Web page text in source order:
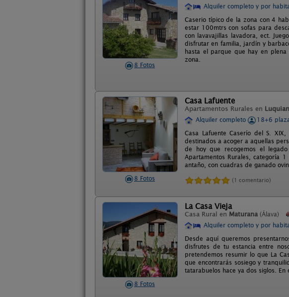
8 Fotos
Alquiler completo y por
Caserio típico de la zona con 4
estar 100mtrs con sofas para
con lavavajillas lavadora, ect.
disfrutar en familia, jardín y
hasta el parque que hay en
zona.
8 Fotos
Casa Lafuente
Apartamentos Rurales en
Alquiler completo
18+6
Casa Lafuente Caserío del S.
destinados a acoger a aquellas
de hoy que recogemos el
Apartamentos Rurales, categoría
antaño, con cuadras de ganado
(1 comentario)
8 Fotos
La Casa Vieja
Casa Rural en Maturana (Álava)
Alquiler completo y por
Desde aquí queremos
disfrutes de tu estancia entre
pretendemos resumir lo que La
que encontrarás sosiego y
tatarabuelos hace ya dos siglos. En